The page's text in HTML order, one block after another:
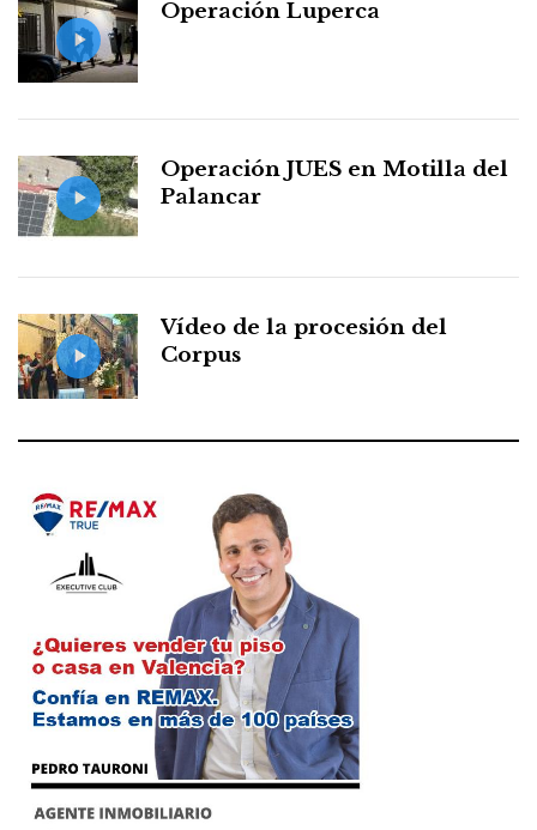
Operación Luperca
Operación JUES en Motilla del
Palancar
Vídeo de la procesión del
Corpus